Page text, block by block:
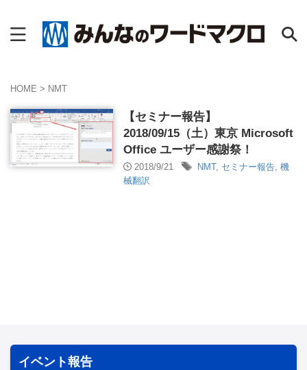
HOME > NMT
【セミナー報告】
2018/09/15（土）東京 Microsoft
Office ユーザー感謝祭！
2018/9/21 NMT, セミナー報告, 機
械翻訳
イベント報告